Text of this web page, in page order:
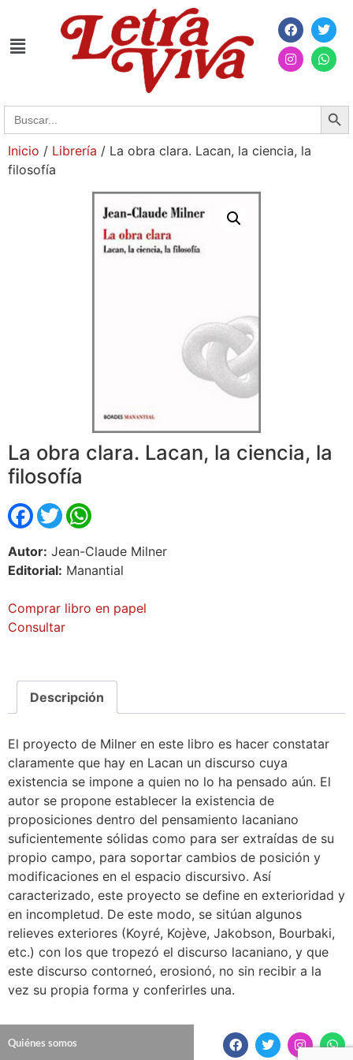
Search
for:
Inicio / Librería / La obra clara. Lacan, la ciencia, la
filosofía
La obra clara. Lacan, la ciencia, la
filosofía
Facebook
Twitter
Autor: Jean-Claude Milner
Editorial: Manantial
Comprar libro en papel
Consultar
Descripción
El proyecto de Milner en este libro es hacer constatar
claramente que hay en Lacan un discurso cuya
existencia se impone a quien no lo ha pensado aún. El
autor se propone establecer la existencia de
proposiciones dentro del pensamiento lacaniano
suficientemente sólidas como para ser extraídas de su
propio campo, para soportar cambios de posición y
modificaciones en el espacio discursivo. Así
caracterizado, este proyecto se define en exterioridad y
en incompletud. De este modo, se sitúan algunos
relieves exteriores (Koyré, Kojève, Jakobson, Bourbaki,
etc.) con los que tropezó el discurso lacaniano, y que
este discurso contorneó, erosionó, no sin recibir a la
vez su propia forma y conferirles una.
Quiénes somos